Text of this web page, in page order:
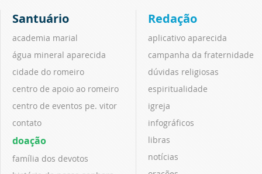
Santuário
academia marial
água mineral aparecida
cidade do romeiro
centro de apoio ao romeiro
centro de eventos pe. vitor
contato
doação
família dos devotos
Redação
aplicativo aparecida
campanha da fraternidade
dúvidas religiosas
espiritualidade
igreja
infográficos
libras
notícias